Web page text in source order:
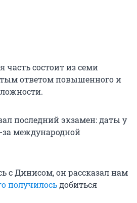
часть состоит из семи
ответом повышенного и
последний экзамен: даты у
за международной
с Динисом, он рассказал нам
получилосьдобиться